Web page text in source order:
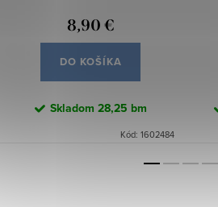
8,90 €
DO KOŠÍKA
Skladom 28,25 bm
Kód: 1602484